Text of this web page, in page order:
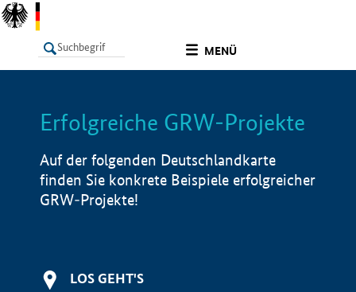
MENÜ
LISTE Info
Erfolgreiche GRW-Projekte
Auf der folgenden Deutschlandkarte
finden Sie konkrete Beispiele erfolgreicher
GRW-Projekte!
LOS GEHT'S